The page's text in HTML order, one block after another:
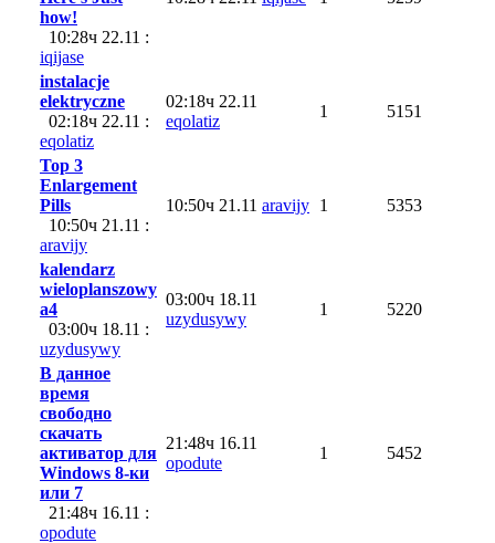
how!
10:28ч 22.11 :
iqijase
instalacje
elektryczne
02:18ч 22.11 :
eqolatiz
02:18ч 22.11
eqolatiz
1 5151
Top 3
Enlargement
Pills
10:50ч 21.11 :
aravijy
10:50ч 21.11 aravijy 1 5353
kalendarz
wieloplanszowy
a4
03:00ч 18.11 :
uzydusywy
03:00ч 18.11
uzydusywy
1 5220
В данное
время
свободно
скачать
активатор для
Windows 8-ки
или 7
21:48ч 16.11 :
opodute
21:48ч 16.11
opodute
1 5452